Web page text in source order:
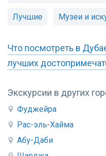
Экскурсии в других
Фуджейра
Рас-эль-Хайма
Абу-Даби
Лучшие Музеи и
Что посмотреть в
лучших